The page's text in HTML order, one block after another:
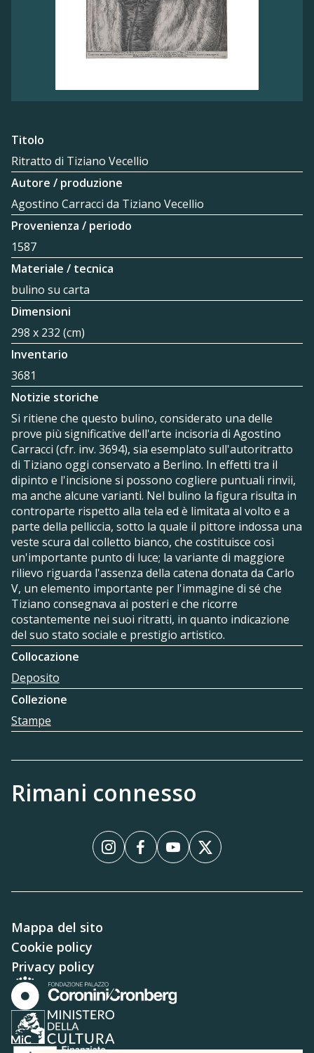
Titolo
Ritratto di Tiziano Vecellio
Autore / produzione
Agostino Carracci da Tiziano Vecellio
Provenienza / periodo
1587
Materiale / tecnica
bulino su carta
Dimensioni
298 x 232 (cm)
Inventario
3681
Notizie storiche
Si ritiene che questo bulino, considerato una delle
prove più significative dell'arte incisoria di Agostino
Carracci (cfr. inv. 3694), sia esemplato sull'autoritratto
di Tiziano oggi conservato a Berlino. In effetti tra il
dipinto e l'incisione si possono cogliere puntuali rinvii,
ma anche alcune varianti. Nel bulino la figura risulta in
controparte rispetto alla tela ed è limitata al volto e a
parte della pelliccia, sotto la quale il pittore indossa una
veste scura dal colletto bianco, che costituisce così
un'importante punto di luce; la variante di maggiore
rilievo riguarda l'assenza della catena donata da Carlo
V, un elemento importante per l'immagine di sé che
Tiziano consegnava ai posteri e che ricorre
costantemente nei suoi ritratti, in quanto indicazione
del suo stato sociale e prestigio artistico.
Collocazione
Deposito
Collezione
Stampe
Rimani connesso
InstagramFacebookYouTube
X
Mappa del sito
Cookie policy
Privacy policy